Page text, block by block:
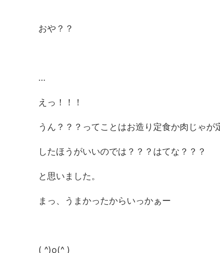
おや？？
…
えっ！！！
うん？？？ってことはお造り定食か肉じゃが
したほうがいいのでは？？？はてな？？？
と思いました。
まっ、うまかったからいっかぁー
( ^)o(^ )